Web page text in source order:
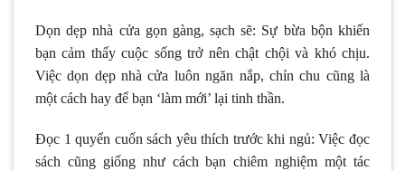
Dọn dẹp nhà cửa gọn gàng, sạch sẽ: Sự bừa bộn khiến
bạn cảm thấy cuộc sống trở nên chật chội và khó chịu.
Việc dọn dẹp nhà cửa luôn ngăn nắp, chỉn chu cũng là
một cách hay để bạn ‘làm mới’ lại tinh thần.
Đọc 1 quyển cuốn sách yêu thích trước khi ngủ: Việc đọc
sách cũng giống như cách bạn chiêm nghiệm một tác